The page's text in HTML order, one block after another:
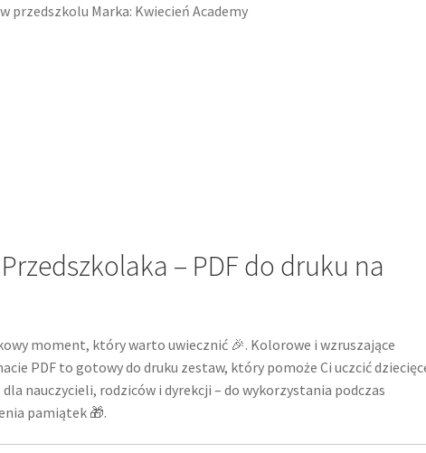
przedszkolu Marka: Kwiecień Academy
– PDF do druku na
moment, który warto uwiecznić 🎉. Kolorowe i wzruszające
PDF to gotowy do druku zestaw, który pomoże Ci uczcić
nauczycieli, rodziców i dyrekcji – do wykorzystania podczas
pamiątek 🎁.